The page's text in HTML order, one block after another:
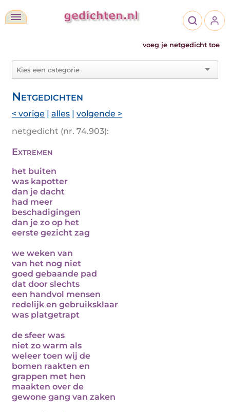
voeg je netgedicht toe
Netgedichten
< vorige | alles | volgende >
netgedicht (nr. 74.903):
Extremen
het buiten
was kapotter
dan je dacht
had meer
beschadigingen
dan je zo op het
eerste gezicht zag
we weken van
van het nog niet
goed gebaande pad
dat door slechts
een handvol mensen
redelijk en gebruiksklaar
was platgetrapt
de sfeer was
niet zo warm als
weleer toen wij de
bomen raakten en
grappen met hen
maakten over de
gewone gang van zaken